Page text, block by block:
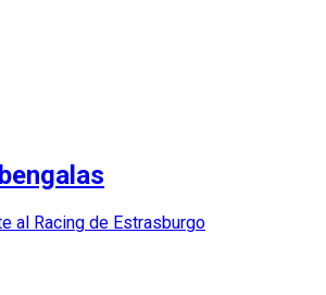
al Racing de Estrasburgo